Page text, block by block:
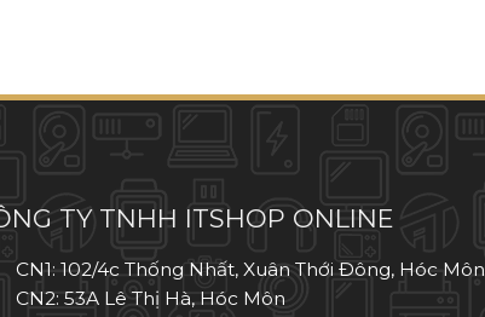
TY TNHH ITSHOP ONLINE
CN1: 102/4c Thống Nhất, Xuân Thới Đông, Hóc Môn
CN2: 53A Lê Thị Hà, Hóc Môn